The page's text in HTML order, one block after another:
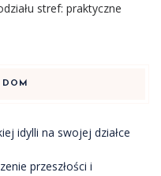
stref: praktyczne
idylli na swojej działce
przeszłości i